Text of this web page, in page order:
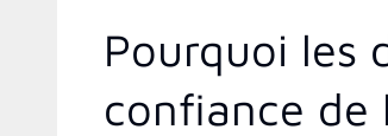
Pourquoi les
confiance de